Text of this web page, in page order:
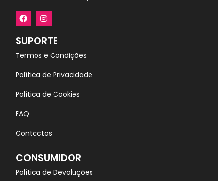
SUPORTE
Termos e Condições
Política de Privacidade
Política de Cookies
FAQ
Contactos
CONSUMIDOR
Política de Devoluções